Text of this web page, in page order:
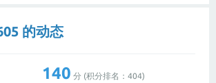
的动态
140 分 (积分排名： 404)